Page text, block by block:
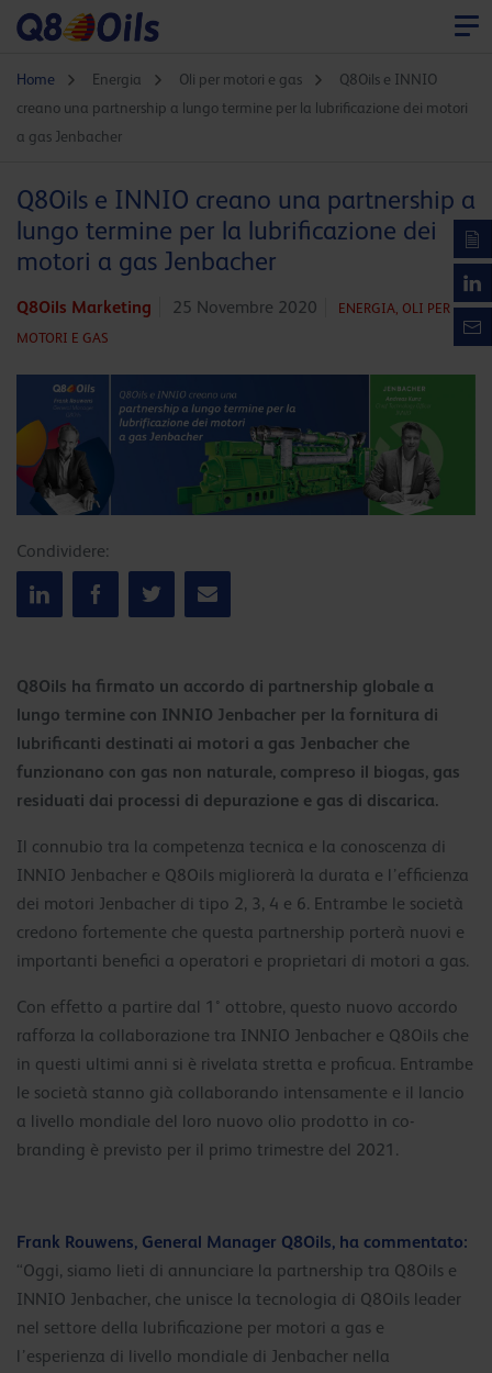
Home Energia Oli per motori e gas
Q8Oils e INNIO
creano una partnership a lungo termine per la lubrificazione dei motori
a gas Jenbacher
Q8Oils e INNIO creano una partnership a
lungo termine per la lubrificazione dei
motori a gas Jenbacher
Q8Oils Marketing 25 Novembre 2020 ENERGIA, OLI PER
MOTORI E GAS
Condividere:
Q8Oils ha firmato un accordo di partnership globale a
lungo termine con INNIO Jenbacher per la fornitura di
lubrificanti destinati ai motori a gas Jenbacher che
funzionano con gas non naturale, compreso il biogas, gas
residuati dai processi di depurazione e gas di discarica.
Il connubio tra la competenza tecnica e la conoscenza di
INNIO Jenbacher e Q8Oils migliorerà la durata e l’efficienza
dei motori Jenbacher di tipo 2, 3, 4 e 6. Entrambe le società
credono fortemente che questa partnership porterà nuovi e
importanti benefici a operatori e proprietari di motori a gas.
Con effetto a partire dal 1° ottobre, questo nuovo accordo
rafforza la collaborazione tra INNIO Jenbacher e Q8Oils che
in questi ultimi anni si è rivelata stretta e proficua. Entrambe
le società stanno già collaborando intensamente e il lancio
a livello mondiale del loro nuovo olio prodotto in co-
branding è previsto per il primo trimestre del 2021.
Frank Rouwens, General Manager Q8Oils, ha commentato:
“Oggi, siamo lieti di annunciare la partnership tra Q8Oils e
INNIO Jenbacher, che unisce la tecnologia di Q8Oils leader
nel settore della lubrificazione per motori a gas e
l’esperienza di livello mondiale di Jenbacher nella